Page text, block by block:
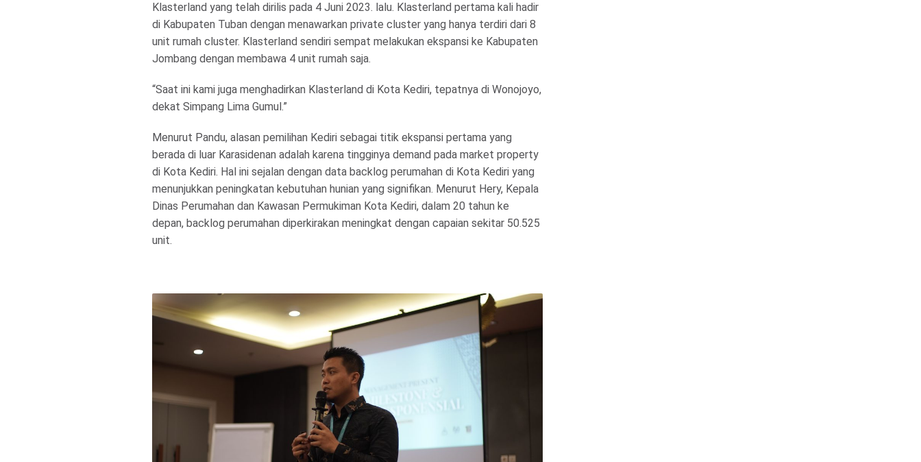
Klasterland yang telah dirilis pada 4 Juni 2023. lalu. Klasterland pertama kali hadir
di Kabupaten Tuban dengan menawarkan private cluster yang hanya terdiri dari 8
unit rumah cluster. Klasterland sendiri sempat melakukan ekspansi ke Kabupaten
Jombang dengan membawa 4 unit rumah saja.
“Saat ini kami juga menghadirkan Klasterland di Kota Kediri, tepatnya di Wonojoyo,
dekat Simpang Lima Gumul.”
Menurut Pandu, alasan pemilihan Kediri sebagai titik ekspansi pertama yang
berada di luar Karasidenan adalah karena tingginya demand pada market property
di Kota Kediri. Hal ini sejalan dengan data backlog perumahan di Kota Kediri yang
menunjukkan peningkatan kebutuhan hunian yang signifikan. Menurut Hery, Kepala
Dinas Perumahan dan Kawasan Permukiman Kota Kediri, dalam 20 tahun ke
depan, backlog perumahan diperkirakan meningkat dengan capaian sekitar 50.525
unit.